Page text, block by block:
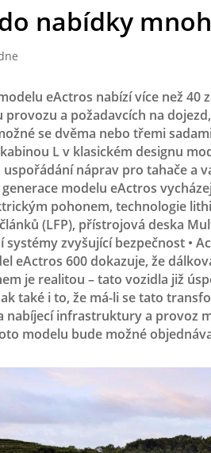
nabídky
eActros nabízí více než
provozu a požadavcích na
se dvěma nebo třemi
L v klasickém designu
náprav pro tahače a
modelu eActros
pohonem, technologie
(LFP), přístrojová deska
zvyšující bezpečnost •
eActros 600 dokazuje, že
je realitou – tato vozidla již
také i to, že má-li se tato
nabíjecí infrastruktury a provoz
modelu bude možné